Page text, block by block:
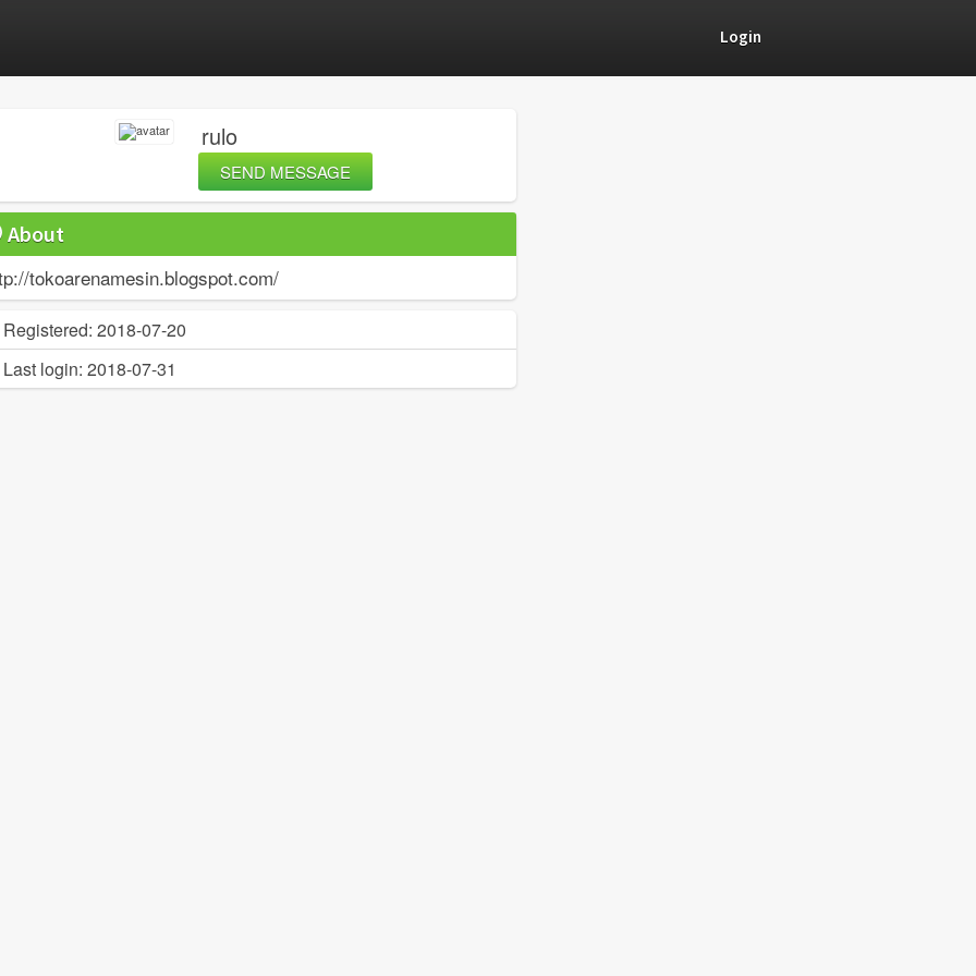
Login
rulo
SEND MESSAGE
About
tokoarenamesin.blogspot.com/
Registered: 2018-07-20
Last login: 2018-07-31